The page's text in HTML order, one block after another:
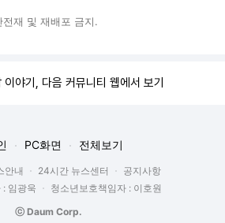
재 및 재배포 금지.
이야기, 다음 커뮤니티 웹에서 보기
PC화면 전체보기
안내 24시간 뉴스센터
공지사항
: 임광욱
청소년보호책임자 : 이호원
ⓒ Daum Corp.